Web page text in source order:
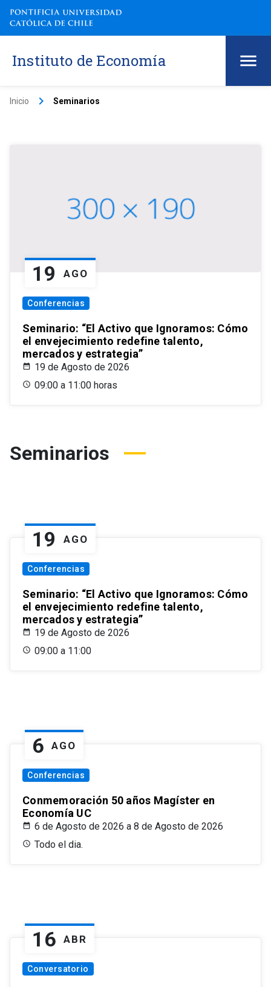
Instituto de Economía
Inicio keyboard_arrow_right Seminarios
19 AGO
Conferencias
Seminario: “El Activo que Ignoramos: Cómo
el envejecimiento redefine talento,
mercados y estrategia”
19 de Agosto de 2026
09:00 a 11:00 horas
Seminarios
19 AGO
Conferencias
Seminario: “El Activo que Ignoramos: Cómo
el envejecimiento redefine talento,
mercados y estrategia”
19 de Agosto de 2026
09:00 a 11:00
6 AGO
Conferencias
Conmemoración 50 años Magíster en
Economía UC
6 de Agosto de 2026 a 8 de Agosto de 2026
Todo el dia.
16 ABR
Conversatorio